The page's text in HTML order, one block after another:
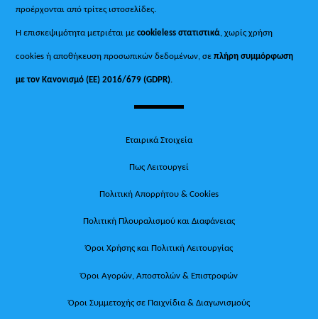
προέρχονται από τρίτες ιστοσελίδες.
Η επισκεψιμότητα μετριέται μεcookieless στατιστικά, χωρίς χρήση
cookies ή αποθήκευση προσωπικών δεδομένων, σεπλήρη συμμόρφωση
με τον Κανονισμό (ΕΕ) 2016/679 (GDPR).
Εταιρικά Στοιχεία
Πως Λειτουργεί
Πολιτική Απορρήτου & Cookies
Πολιτική Πλουραλισμού και Διαφάνειας
Όροι Χρήσης και Πολιτική Λειτουργίας
Όροι Αγορών, Αποστολών & Επιστροφών
Όροι Συμμετοχής σε Παιχνίδια & Διαγωνισμούς